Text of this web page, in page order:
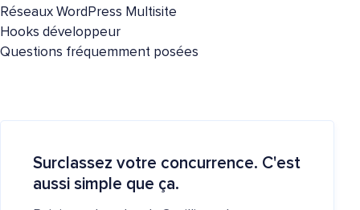
Réseaux WordPress Multisite
Hooks développeur
Questions fréquemment posées
Surclassez votre concurrence. C'est
aussi simple que ça.